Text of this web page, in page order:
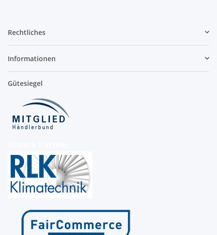
Rechtliches
Informationen
Gütesiegel